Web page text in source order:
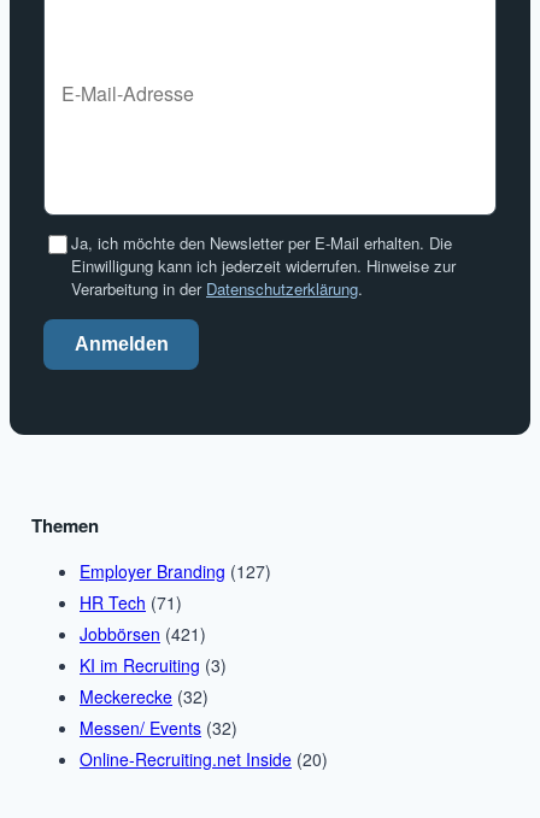
Ja, ich möchte den Newsletter per E-Mail erhalten. Die
Einwilligung kann ich jederzeit widerrufen. Hinweise zur
Verarbeitung in der Datenschutzerklärung.
Anmelden
Themen
Employer Branding (127)
HR Tech (71)
Jobbörsen (421)
KI im Recruiting (3)
Meckerecke (32)
Messen/ Events (32)
Online-Recruiting.net Inside (20)